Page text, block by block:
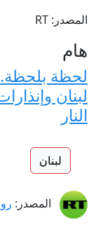
المصدر: RT
هام
لحظة
لبنان
النار
لبنان
المصدر: